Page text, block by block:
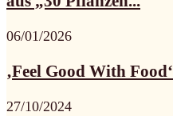
06/01/2026
‚Feel Good With
27/10/2024